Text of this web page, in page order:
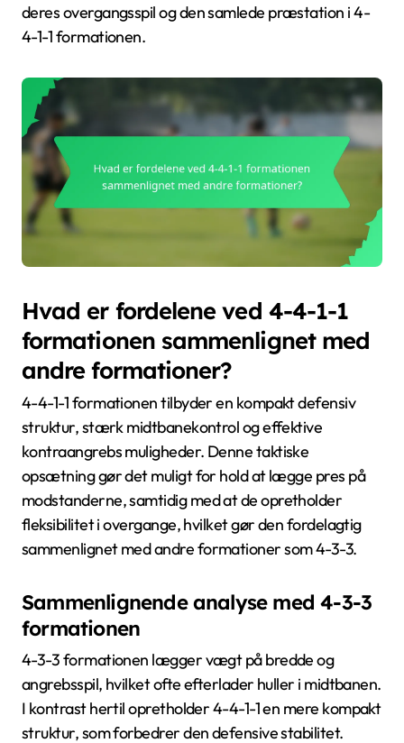
deres overgangsspil og den samlede præstation i 4-
4-1-1 formationen.
Hvad er fordelene ved 4-4-1-1
formationen sammenlignet med
andre formationer?
4-4-1-1 formationen tilbyder en kompakt defensiv
struktur, stærk midtbanekontrol og effektive
kontraangrebs muligheder. Denne taktiske
opsætning gør det muligt for hold at lægge pres på
modstanderne, samtidig med at de opretholder
fleksibilitet i overgange, hvilket gør den fordelagtig
sammenlignet med andre formationer som 4-3-3.
Sammenlignende analyse med 4-3-3
formationen
4-3-3 formationen lægger vægt på bredde og
angrebsspil, hvilket ofte efterlader huller i midtbanen.
I kontrast hertil opretholder 4-4-1-1 en mere kompakt
struktur, som forbedrer den defensive stabilitet.